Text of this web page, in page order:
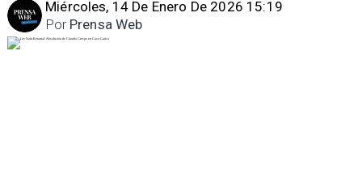
Miércoles, 14 De Enero De 2026 15:19
Prensa Web
Por